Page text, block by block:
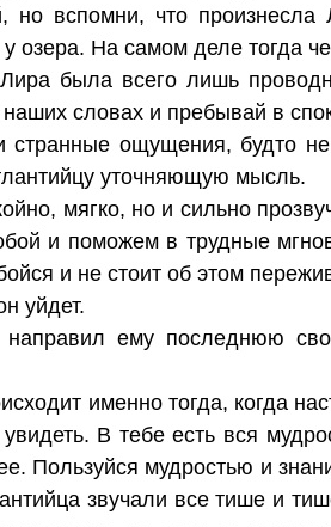
вспомни, что
озера. На самом деле тогда
была всего лишь
словах и пребывай в
ощущения, будто
уточняющую мысль.
мягко, но и сильно
и поможем в трудные
и не стоит об этом
уйдет.
ему последнюю
именно тогда, когда
В тебе есть вся
Пользуйся мудростью и
звучали все тише и